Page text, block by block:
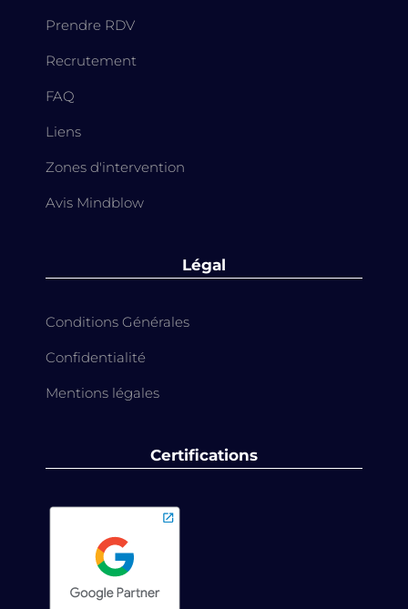
Prendre RDV
Recrutement
FAQ
Liens
Zones d'intervention
Avis Mindblow
Légal
Conditions Générales
Confidentialité
Mentions légales
Certifications